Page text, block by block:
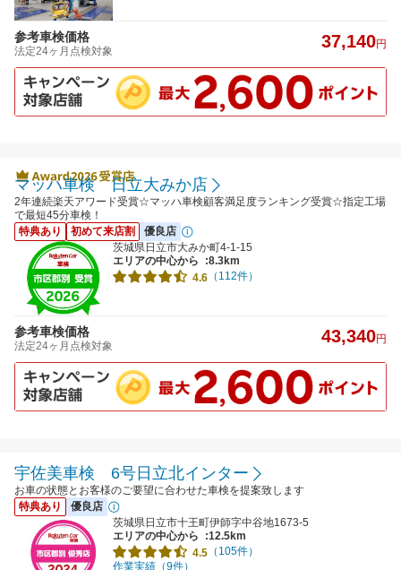
参考車検価格
法定24ヶ月点検対象 37,140円
マッハ車検 日立大みか店
2年連続楽天アワード受賞☆マッハ車検顧客満足度ランキング受賞☆指定工場
で最短45分車検！
特典あり
初めて来店割
優良店
茨城県日立市大みか町4-1-15
エリアの中心から
:8.3km
4.6 （112件）
参考車検価格
法定24ヶ月点検対象 43,340円
宇佐美車検 6号日立北インター
お車の状態とお客様のご要望に合わせた車検を提案致します
特典あり
優良店
茨城県日立市十王町伊師字中谷地1673-5
エリアの中心から
:12.5km
4.5 （105件）
作業実績（9件）